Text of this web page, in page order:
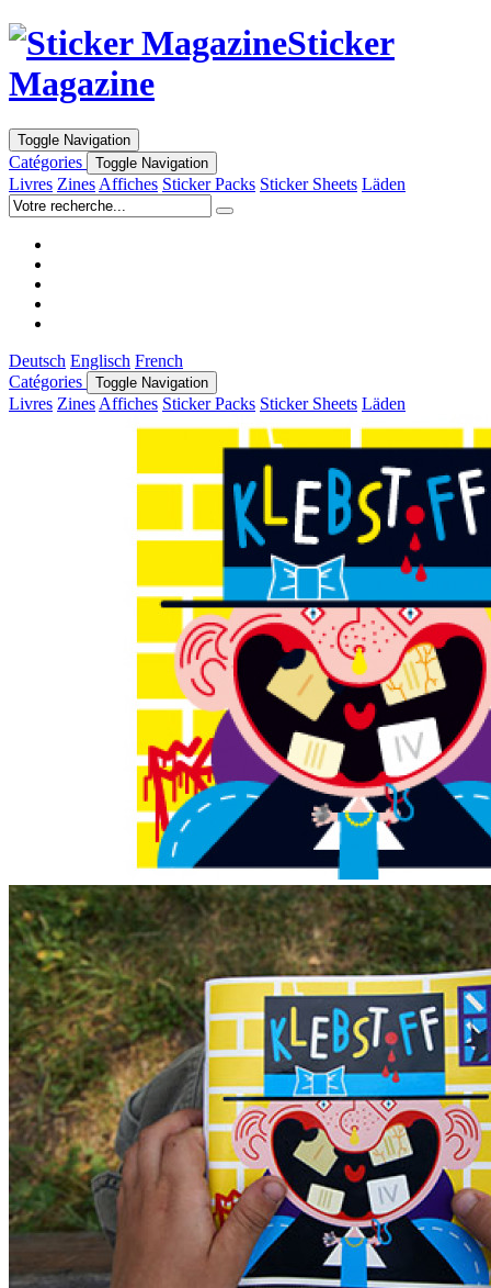
Sticker
Magazine
Toggle Navigation
Catégories Toggle Navigation
Livres Zines Affiches Sticker Packs Sticker Sheets Läden
Deutsch Englisch French
Catégories
Toggle Navigation
Livres Zines Affiches Sticker Packs Sticker Sheets Läden